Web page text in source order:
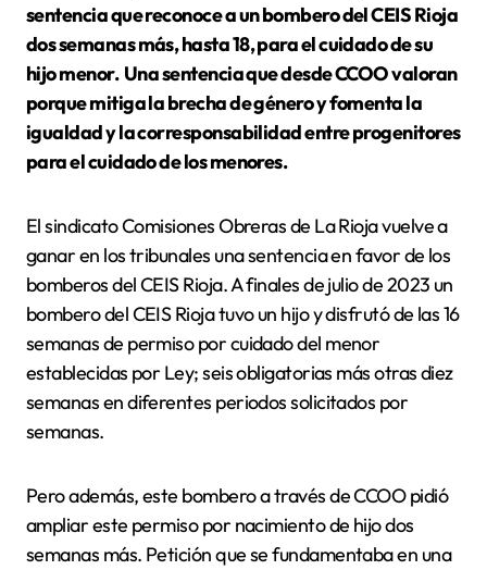
sentencia que reconoce a un bombero del CEIS Rioja
dos semanas más, hasta 18, para el cuidado de su
hijo menor. Una sentencia que desde CCOO valoran
porque mitiga la brecha de género y fomenta la
igualdad y la corresponsabilidad entre progenitores
para el cuidado de los menores.
El sindicato Comisiones Obreras de La Rioja vuelve a
ganar en los tribunales una sentencia en favor de los
bomberos del CEIS Rioja. A finales de julio de 2023 un
bombero del CEIS Rioja tuvo un hijo y disfrutó de las 16
semanas de permiso por cuidado del menor
establecidas por Ley; seis obligatorias más otras diez
semanas en diferentes periodos solicitados por
semanas.
Pero además, este bombero a través de CCOO pidió
ampliar este permiso por nacimiento de hijo dos
semanas más. Petición que se fundamentaba en una